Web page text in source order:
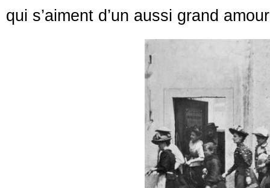
qui s’aiment d’un aussi grand